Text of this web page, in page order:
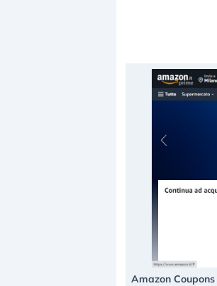
Amazon Coupons